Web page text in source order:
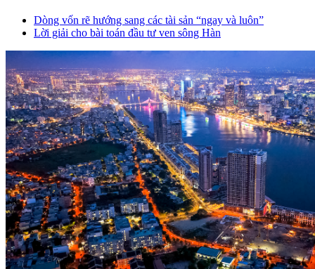
Dòng vốn rẽ hướng sang các tài sản “ngay và luôn”
Lời giải cho bài toán đầu tư ven sông Hàn